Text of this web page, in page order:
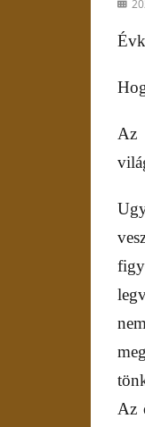
Az
Az